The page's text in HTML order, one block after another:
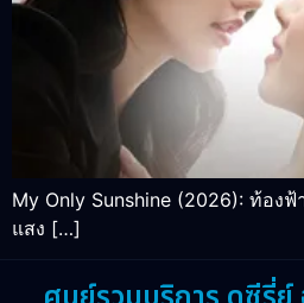
My Only Sunshine (2026): ท้อง
แสง […]